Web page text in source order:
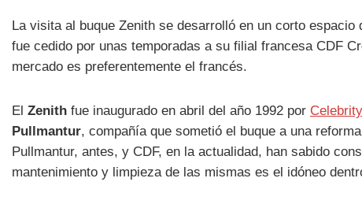
La visita al buque Zenith se desarrolló en un corto
fue cedido por unas temporadas a su filial francesa CDF
mercado es preferentemente el francés.
El Zenith fue inaugurado en abril del año 1992 por
Pullmantur, compañía que sometió el buque a una
Pullmantur, antes, y CDF, en la actualidad, han sabido
mantenimiento y limpieza de las mismas es el idóneo